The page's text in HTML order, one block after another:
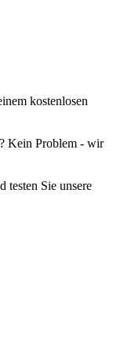
kostenlosen
Kein Problem - wir
testen Sie unsere